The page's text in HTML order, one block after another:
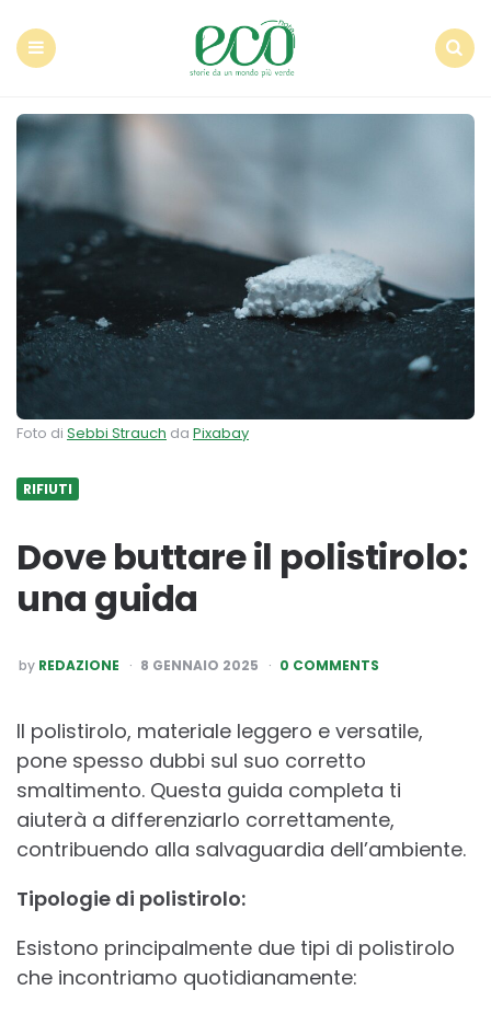
Foto di Sebbi Strauch da Pixabay
RIFIUTI
Dove buttare il polistirolo:
una guida
POSTED
BY
by REDAZIONE 8 GENNAIO 2025 0 COMMENTS
Il polistirolo, materiale leggero e versatile,
pone spesso dubbi sul suo corretto
smaltimento. Questa guida completa ti
aiuterà a differenziarlo correttamente,
contribuendo alla salvaguardia dell’ambiente.
Tipologie di polistirolo:
Esistono principalmente due tipi di polistirolo
che incontriamo quotidianamente: